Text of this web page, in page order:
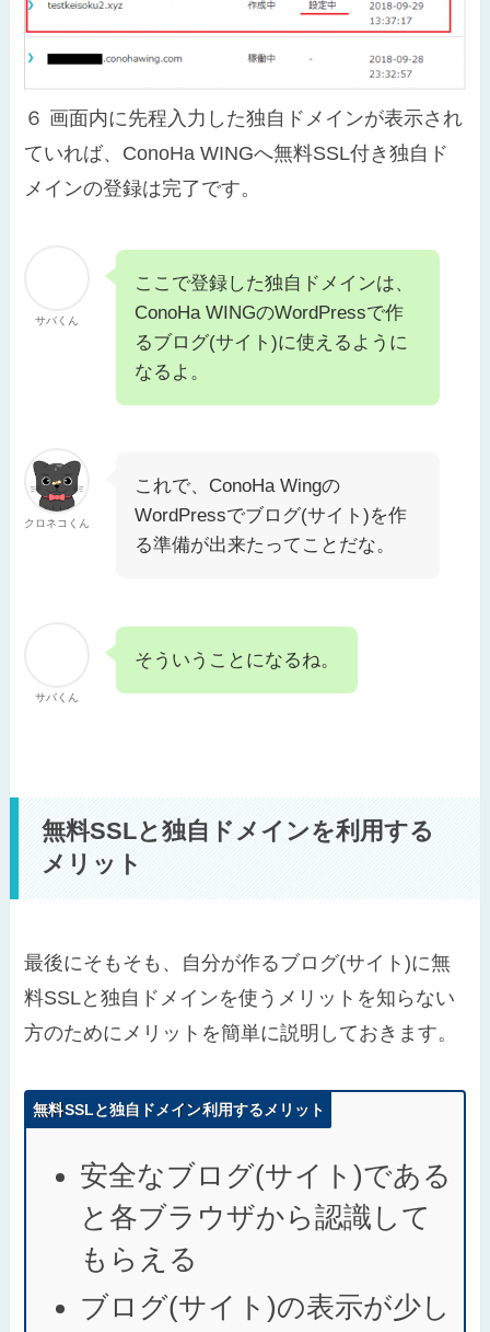
６ 画面内に先程入力した独自ドメインが表示され
ていれば、ConoHa WINGへ無料SSL付き独自ド
メインの登録は完了です。
サバくん
ここで登録した独自ドメインは、
ConoHa WINGのWordPressで作
るブログ(サイト)に使えるように
なるよ。
クロネコくん
これで、ConoHa Wingの
WordPressでブログ(サイト)を作
る準備が出来たってことだな。
サバくん
そういうことになるね。
無料SSLと独自ドメインを利用する
メリット
最後にそもそも、自分が作るブログ(サイト)に無
料SSLと独自ドメインを使うメリットを知らない
方のためにメリットを簡単に説明しておきます。
無料SSLと独自ドメイン利用するメリット
安全なブログ(サイト)である
と各ブラウザから認識して
もらえる
ブログ(サイト)の表示が少し